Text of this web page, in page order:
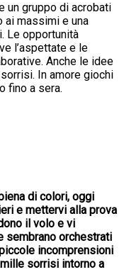
un gruppo di acrobati
ai massimi e una
Le opportunità
l’aspettate e le
Anche le idee
In amore giochi
fino a sera.
di colori, oggi
e mettervi alla prova
il volo e vi
sembrano orchestrati
incomprensioni
sorrisi intorno a